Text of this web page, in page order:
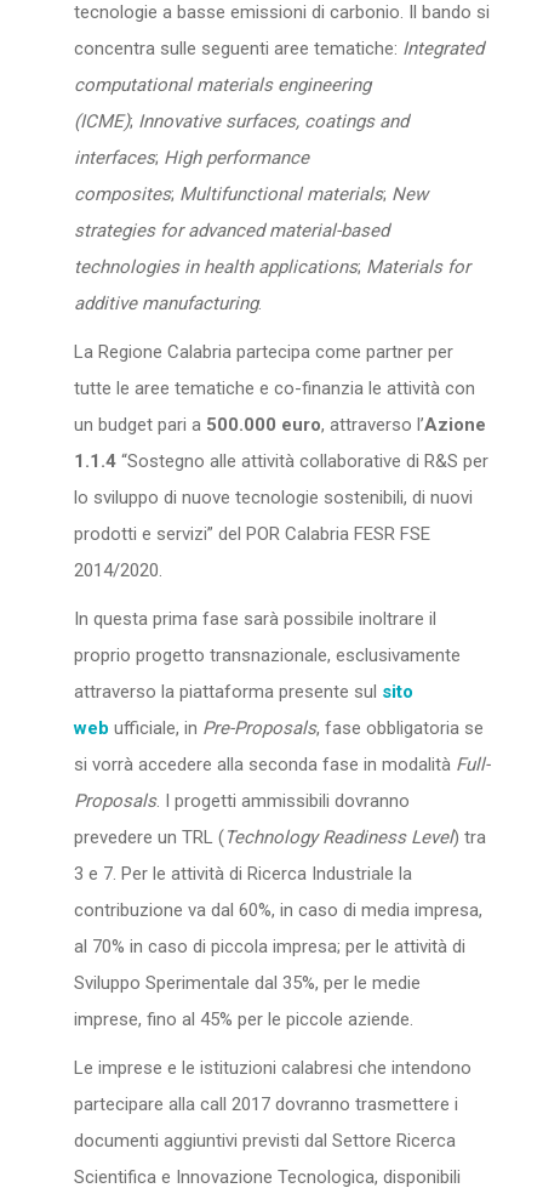
tecnologie a basse emissioni di carbonio. Il bando si
concentra sulle seguenti aree tematiche: Integrated
computational materials engineering
(ICME); Innovative surfaces, coatings and
interfaces; High performance
composites; Multifunctional materials; New
strategies for advanced material-based
technologies in health applications; Materials for
additive manufacturing.
La Regione Calabria partecipa come partner per
tutte le aree tematiche e co-finanzia le attività con
un budget pari a 500.000 euro, attraverso l’Azione
1.1.4 “Sostegno alle attività collaborative di R&S per
lo sviluppo di nuove tecnologie sostenibili, di nuovi
prodotti e servizi” del POR Calabria FESR FSE
2014/2020.
In questa prima fase sarà possibile inoltrare il
proprio progetto transnazionale, esclusivamente
attraverso la piattaforma presente sul sito
web ufficiale, in Pre-Proposals, fase obbligatoria se
si vorrà accedere alla seconda fase in modalità Full-
Proposals. I progetti ammissibili dovranno
prevedere un TRL (Technology Readiness Level) tra
3 e 7. Per le attività di Ricerca Industriale la
contribuzione va dal 60%, in caso di media impresa,
al 70% in caso di piccola impresa; per le attività di
Sviluppo Sperimentale dal 35%, per le medie
imprese, fino al 45% per le piccole aziende.
Le imprese e le istituzioni calabresi che intendono
partecipare alla call 2017 dovranno trasmettere i
documenti aggiuntivi previsti dal Settore Ricerca
Scientifica e Innovazione Tecnologica, disponibili